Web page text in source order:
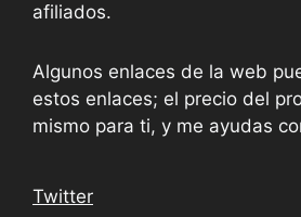
afiliados.
Algunos enlaces de la web
estos enlaces; el precio del
mismo para ti, y me ayudas
Twitter